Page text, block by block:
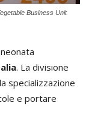
Business Unit
. La divisione
specializzazione
e portare